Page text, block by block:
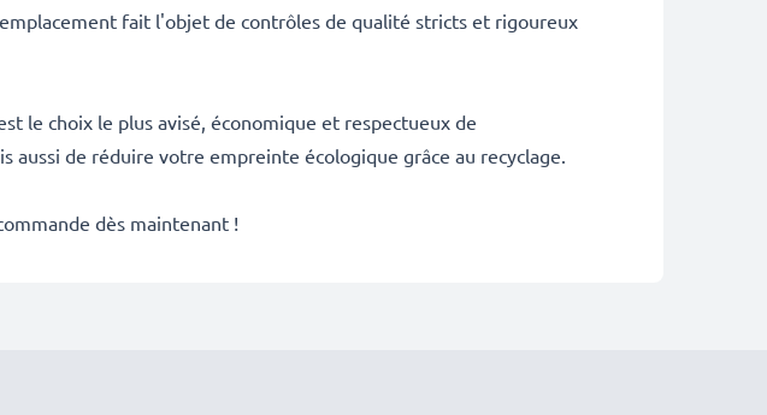
fait l'objet de contrôles de qualité stricts et rigoureux
le choix le plus avisé, économique et respectueux de
de réduire votre empreinte écologique grâce au recyclage.
dès maintenant !